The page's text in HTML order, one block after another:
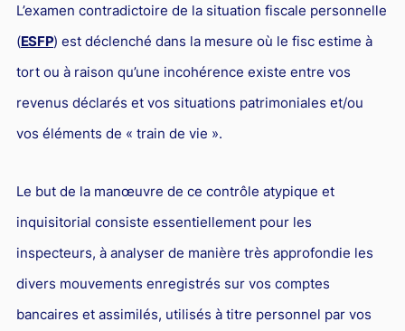
L’examen contradictoire de la situation fiscale personnelle
(ESFP) est déclenché dans la mesure où le fisc estime à
tort ou à raison qu’une incohérence existe entre vos
revenus déclarés et vos situations patrimoniales et/ou
vos éléments de « train de vie ».
Le but de la manœuvre de ce contrôle atypique et
inquisitorial consiste essentiellement pour les
inspecteurs, à analyser de manière très approfondie les
divers mouvements enregistrés sur vos comptes
bancaires et assimilés, utilisés à titre personnel par vos